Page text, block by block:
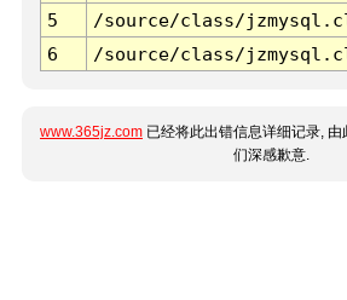
5
/source/class/
6
/source/class/
www.365jz.com 已经将此出错信息详细记录,
们深感歉意.